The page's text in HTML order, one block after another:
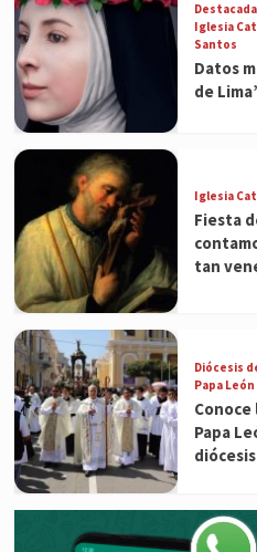
Destacada
Iglesia
Santos
Datos
de
Iglesia
Fiesta
tan
Diócesis
Papa
Papa